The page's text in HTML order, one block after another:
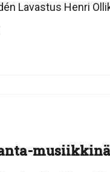
Lavastus Henri